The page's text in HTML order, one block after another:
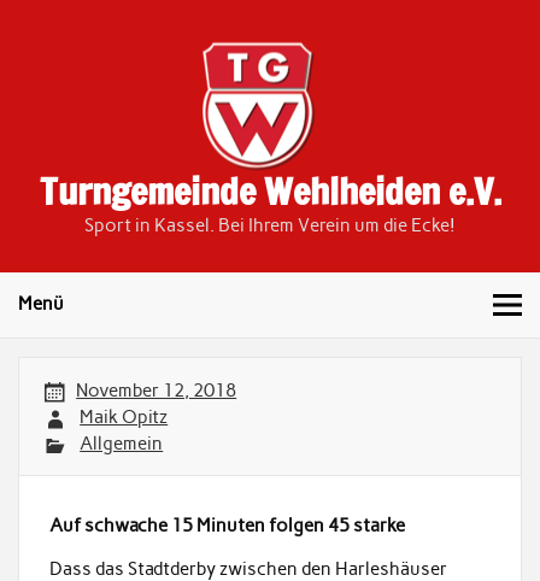
Turngemeinde Wehlheiden e.V.
Sport in Kassel. Bei Ihrem Verein um die Ecke!
Menü
November 12, 2018
Maik Opitz
Allgemein
Auf schwache 15 Minuten folgen 45 starke
Dass das Stadtderby zwischen den Harleshäuser